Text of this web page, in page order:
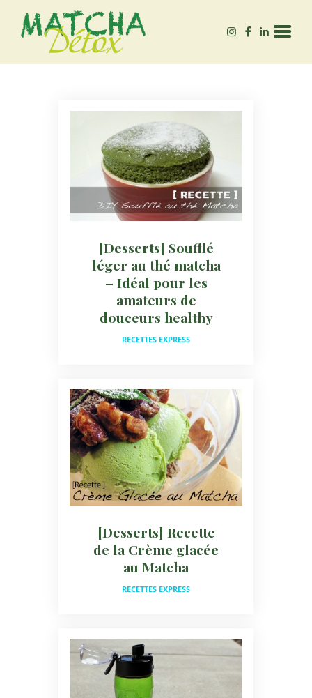
MATCHA-DÉTOX
Autrice – Experte en Matcha bio, & bien-être 🌱
QUEL MATCHA ACHETER
[Desserts] Soufflé
léger au thé matcha
– Idéal pour les
amateurs de
douceurs healthy
RECETTES EXPRESS
[Desserts] Recette
de la Crème glacée
au Matcha
RECETTES EXPRESS